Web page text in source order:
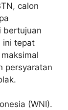
calon
bertujuan
ini tepat
persyaratan
(WNI).